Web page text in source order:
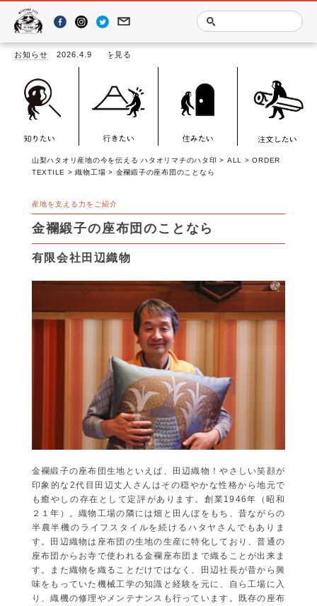
お知らせ 2026.4.9
山梨ハタオリ産地の今を伝える ハタオリマチのハタ印 > ALL >ORDER
TEXTILE >織物工場 > 金襴緞子の座布団のことなら
産地を支える力をご紹介
金襴緞子の座布団のことなら
有限会社田辺織物
金襴緞子の座布団生地といえば、田辺織物！やさしい笑顔が
印象的な2代目田辺丈人さんはその穏やかな性格から地元で
も癒やしの存在として定評があります。創業1946年（昭和
２１年）。織物工場の隣には畑と田んぼをもち、昔ながらの
半農半機のライフスタイルを続けるハタヤさんでもありま
す。田辺織物は座布団の生地の生産に特化しており、普通の
座布団からお寺で使われる金襴座布団まで織ることが出来ま
す。また織物を織ることだけではなく、田辺社長が昔から興
味をもっていた機械工学の知識と経験を元に、自ら工場に入
り、織機の修理やメンテナンスも行っています。既存の座布